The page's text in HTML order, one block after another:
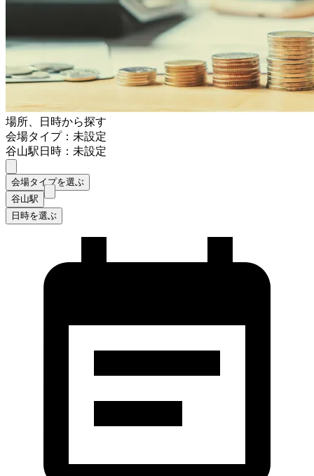
場所、日時から探す
会場タイプ：未設定
谷山駅日時：未設定
会場タイプを選ぶ
谷山駅
日時を選ぶ